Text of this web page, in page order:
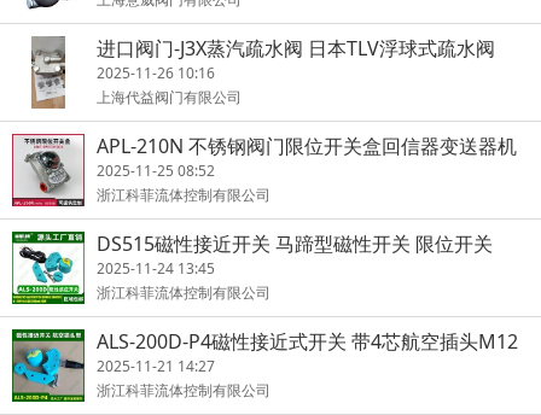
进口阀门-J3X蒸汽疏水阀 日本TLV浮球式疏水阀
2025-11-26 10:16
上海代益阀门有限公司
APL-210N 不锈钢阀门限位开关盒回信器变送器机
械角行程
2025-11-25 08:52
浙江科菲流体控制有限公司
DS515磁性接近开关 马蹄型磁性开关 限位开关
2025-11-24 13:45
浙江科菲流体控制有限公司
ALS-200D-P4磁性接近式开关 带4芯航空插头M12
2025-11-21 14:27
浙江科菲流体控制有限公司